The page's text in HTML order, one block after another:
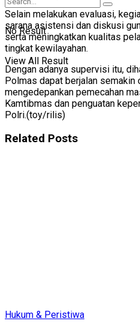
No Result
View All Result
Selain melakukan evaluasi,
sarana asistensi dan diskusi
serta meningkatkan kualitas
tingkat kewilayahan.
Dengan adanya supervisi itu,
Polmas dapat berjalan
mengedepankan pemecahan
Kamtibmas dan penguatan
Polri.(toy/rilis)
Related Posts
Hukum & Peristiwa